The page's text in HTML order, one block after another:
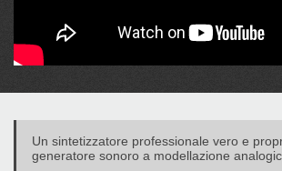
Un sintetizzatore professionale vero e
generatore sonoro a modellazione